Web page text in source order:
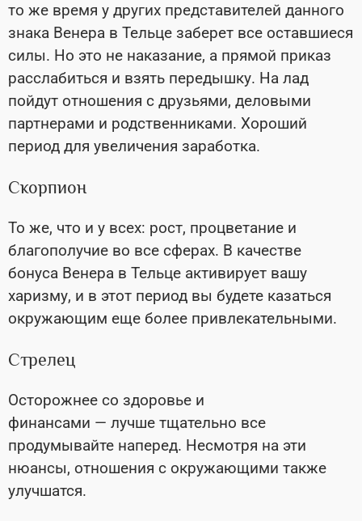
то же время у других представителей данного
знака Венера в Тельце заберет все оставшиеся
силы. Но это не наказание, а прямой приказ
расслабиться и взять передышку. На лад
пойдут отношения с друзьями, деловыми
партнерами и родственниками. Хороший
период для увеличения заработка.
Скорпион
То же, что и у всех: рост, процветание и
благополучие во все сферах. В качестве
бонуса Венера в Тельце активирует вашу
харизму, и в этот период вы будете казаться
окружающим еще более привлекательными.
Стрелец
Осторожнее со здоровье и
финансами — лучше тщательно все
продумывайте наперед. Несмотря на эти
нюансы, отношения с окружающими также
улучшатся.